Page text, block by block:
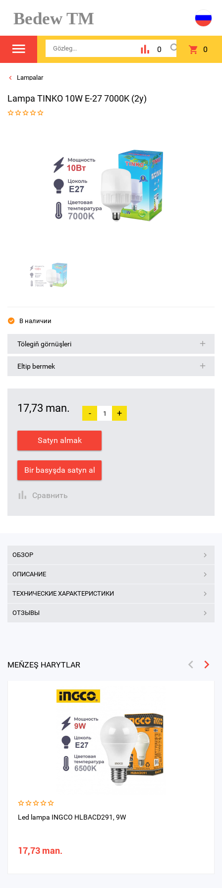
Bedew TM
0 0
Lampalar
Lampa TINKO 10W E-27 7000K (2y)
В наличии
Tölegiň görnüşleri
Eltip bermek
17,73 man. - +
Satyn almak
Bir basyşda satyn al
Сравнить
ОБЗОР
ОПИСАНИЕ
ТЕХНИЧЕСКИЕ ХАРАКТЕРИСТИКИ
ОТЗЫВЫ
MEŇZEŞ HARYTLAR
Led lampa INGCO HLBACD291, 9W
17,73 man.